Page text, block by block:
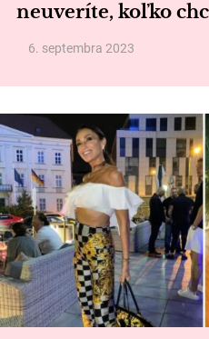
neuveríte, koľko
6. septembra 2023